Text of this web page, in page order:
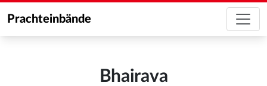
Prachteinbände
Bhairava